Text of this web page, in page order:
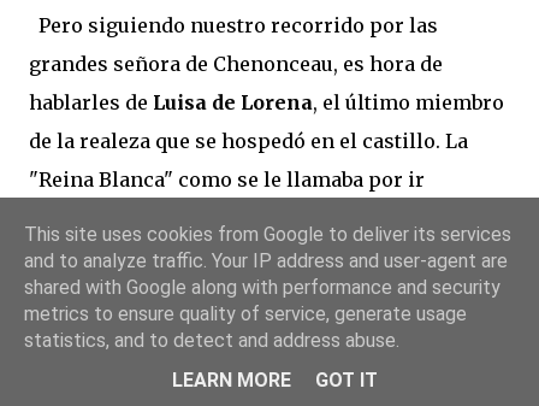
Pero siguiendo nuestro recorrido por las
grandes señora de Chenonceau, es hora de
hablarles de Luisa de Lorena, el último miembro
de la realeza que se hospedó en el castillo. La
"Reina Blanca" como se le llamaba por ir
señal de luto tras el asesinato de su esposo el Rey
Enrique III, se retiró en 1.589 a Chenonceau, pero
no pudo costearse el tren de vida de Catalina, y
vivió medio encerrada con sus lecturas, rezos y
This site uses cookies from Google to deliver its services
and to analyze traffic. Your IP address and user-agent are
shared with Google along with performance and security
metrics to ensure quality of service, generate usage
statistics, and to detect and address abuse.
LEARN MORE
GOT IT